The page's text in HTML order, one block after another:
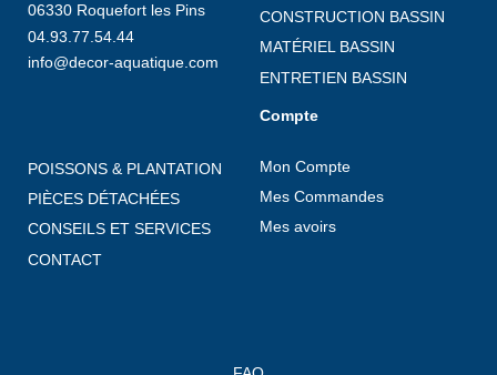
06330 Roquefort les Pins
04.93.77.54.44
info@decor-aquatique.com
CONSTRUCTION BASSIN
MATÉRIEL BASSIN
ENTRETIEN BASSIN
POISSONS & PLANTATION
PIÈCES DÉTACHÉES
CONSEILS ET SERVICES
CONTACT
Compte
Mon Compte
Mes Commandes
Mes avoirs